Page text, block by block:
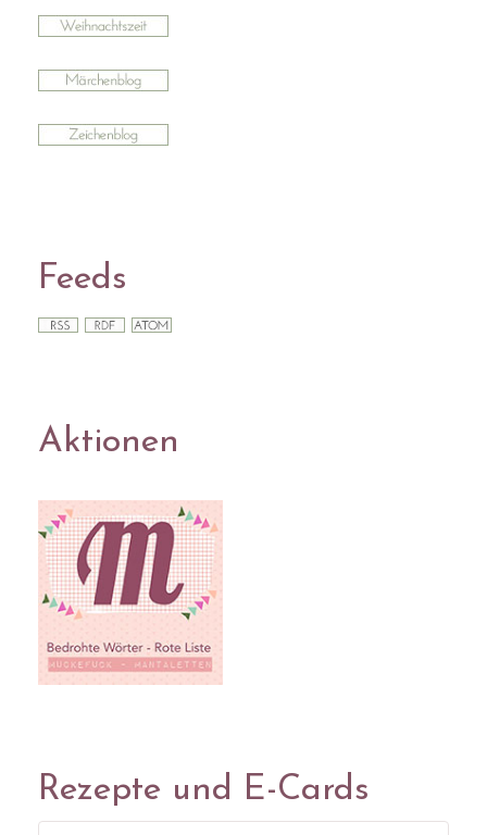
Feeds
Aktionen
Rezepte und E-Cards